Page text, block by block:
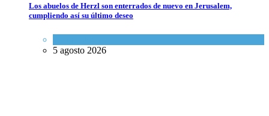
Los abuelos de Herzl son enterrados de nuevo en Jerusalem,
cumpliendo así su último deseo
5 agosto 2026